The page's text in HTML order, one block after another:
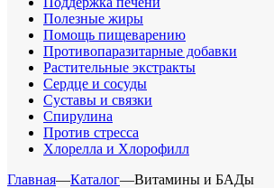
Полезные жиры
Помощь пищеварению
Противопаразитарные добавки
Растительные экстракты
Сердце и сосуды
Суставы и связки
Спирулина
Против стресса
Хлорелла и Хлорофилл
Главная—Каталог—Витамины и БАДы